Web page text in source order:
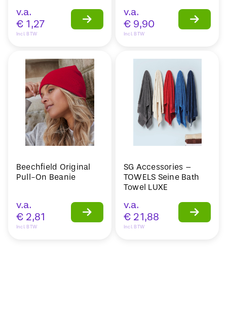
v.a.
€ 1,27
Incl. BTW
v.a.
€ 9,90
Incl. BTW
Beechfield Original
Pull-On Beanie
v.a.
€ 2,81
Incl. BTW
SG Accessories –
TOWELS Seine Bath
Towel LUXE
v.a.
€ 21,88
Incl. BTW